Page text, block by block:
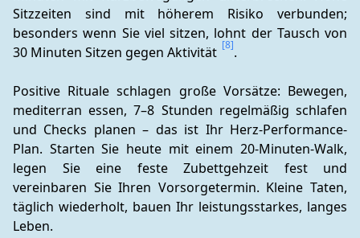
Sitzzeiten sind mit höherem Risiko verbunden;
besonders wenn Sie viel sitzen, lohnt der Tausch von
30 Minuten Sitzen gegen Aktivität [8].
Positive Rituale schlagen große Vorsätze: Bewegen,
mediterran essen, 7–8 Stunden regelmäßig schlafen
und Checks planen – das ist Ihr Herz-Performance-
Plan. Starten Sie heute mit einem 20‑Minuten‑Walk,
legen Sie eine feste Zubettgehzeit fest und
vereinbaren Sie Ihren Vorsorgetermin. Kleine Taten,
täglich wiederholt, bauen Ihr leistungsstarkes, langes
Leben.